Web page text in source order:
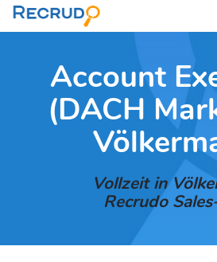
Account
(DACH
Vollzeit in
Recrudo